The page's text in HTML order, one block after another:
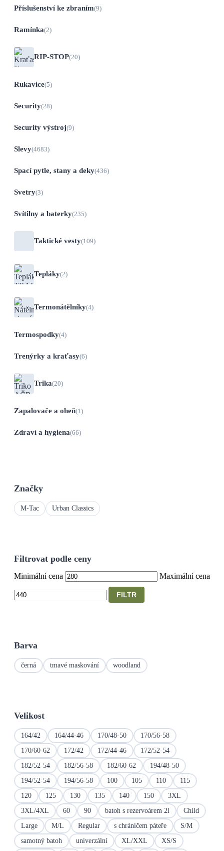
Příslušenství ke zbraním(9)
Ramínka(2)
RIP-STOP(20)
Rukavice(5)
Security(28)
Security výstroj(9)
Slevy(4683)
Spací pytle, stany a deky(436)
Svetry(3)
Svítilny a baterky(235)
Taktické vesty(109)
Tepláky(2)
Termonátělníky(4)
Termospodky(4)
Trenýrky a kraťasy(6)
Trika(20)
Zapalovače a oheň(1)
Zdraví a hygiena(66)
Značky
M-Tac Urban Classics
Filtrovat podle ceny
Minimální cena Maximální cena
FILTR
Barva
černá tmavé maskování woodland
Velikost
164/42 164/44-46 170/48-50
170/56-58
170/60-62
172/42 172/44-46
172/52-54
182/52-54
182/56-58 182/60-62
194/48-50
194/52-54
194/56-58 100 105 110
115
120
125 130 135 140 150
3XL
3XL/4XL
60 90 batoh s rezervoárem 2l
Child
Large
M/L Regular s chráničem páteře
S/M
samotný batoh
univerzální XL/XXL
XS/S